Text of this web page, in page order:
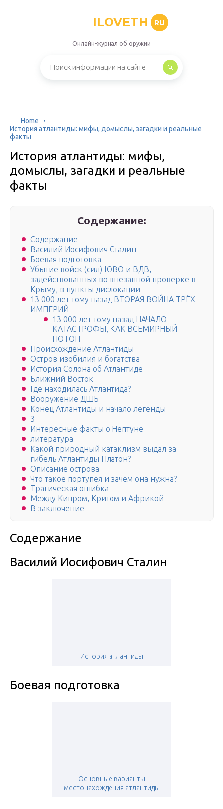
ILOVETH RU
Онлайн-журнал об оружии
Home
История атлантиды: мифы, домыслы, загадки и реальные
факты
История атлантиды: мифы,
домыслы, загадки и реальные
факты
Содержание:
Содержание
Василий Иосифович Сталин
Боевая подготовка
Убытие войск (сил) ЮВО и ВДВ,
задействованных во внезапной проверке в
Крыму, в пункты дислокации
13 000 лет тому назад ВТОРАЯ ВОЙНА ТРЁХ
ИМПЕРИЙ
13 000 лет тому назад НАЧАЛО
КАТАСТРОФЫ, КАК ВСЕМИРНЫЙ
ПОТОП
Происхождение Атлантиды
Остров изобилия и богатства
История Солона об Атлантиде
Ближний Восток
Где находилась Атлантида?
Вооружение ДШБ
Конец Атлантиды и начало легенды
3
Интересные факты о Нептуне
литература
Какой природный катаклизм выдал за
гибель Атлантиды Платон?
Описание острова
Что такое портупея и зачем она нужна?
Трагическая ошибка
Между Кипром, Критом и Африкой
В заключение
Содержание
Василий Иосифович Сталин
История атлантиды
Боевая подготовка
Основные варианты
местонахождения атлантиды